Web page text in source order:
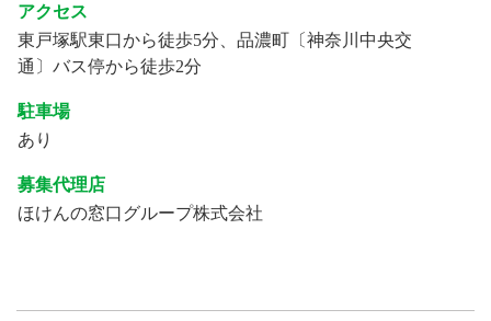
アクセス
東戸塚駅東口から徒歩5分、品濃町〔神奈川中央交
通〕バス停から徒歩2分
駐車場
あり
募集代理店
ほけんの窓口グループ株式会社